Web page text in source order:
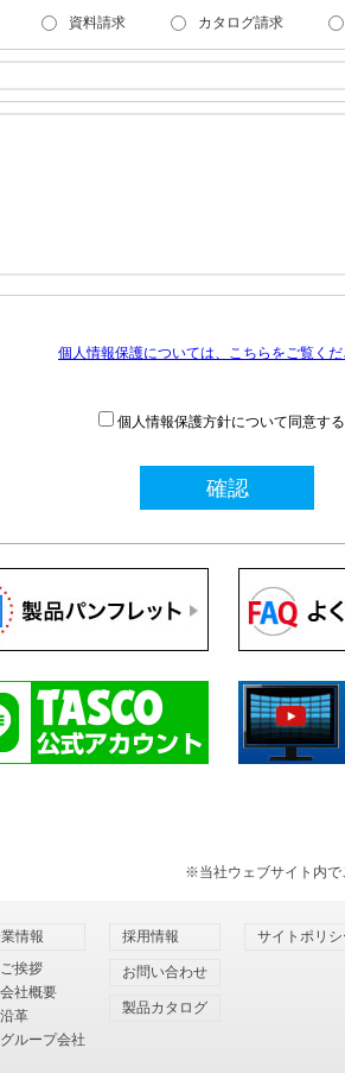
資料請求 カタログ請求
個人情報保護については、こちらをご覧くだ
個人情報保護方針について同意する
確認
※当社ウェブサイト内で
情報
ご挨拶
会社概要
沿革
グループ会社
採用情報
お問い合わせ
製品カタログ
サイトポリシ